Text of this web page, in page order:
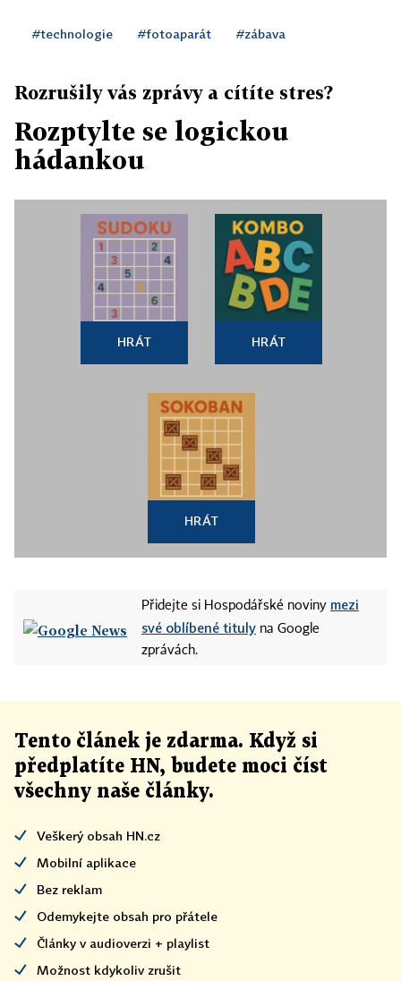
#technologie #fotoaparát #zábava
Rozrušily vás zprávy a cítíte stres?
Rozptylte se logickou
hádankou
HRÁT HRÁT
HRÁT
Přidejte si Hospodářské noviny mezi
své oblíbené tituly na Google
zprávách.
Tento článek je zdarma. Když si
předplatíte HN, budete moci číst
všechny naše články.
Veškerý obsah HN.cz
Mobilní aplikace
Bez reklam
Odemykejte obsah pro přátele
Články v audioverzi + playlist
Možnost kdykoliv zrušit